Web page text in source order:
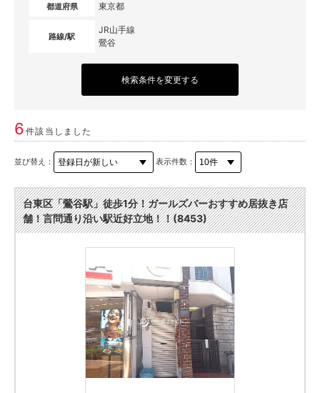
都道府県 東京都
路線/駅
JR山手線
鶯谷
検索条件を変更する
6件該当しました
並び替え： 表示件数：
台東区「鶯谷駅」徒歩1分！ガールズバーおすすめ居抜き店
舗！言問通り沿い駅近好立地！！(8453)